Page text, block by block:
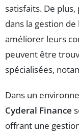
satisfaits. De
dans la gestion
améliorer leurs
peuvent être
spécialisées,
Dans un
Cyderal Finance
offrant une